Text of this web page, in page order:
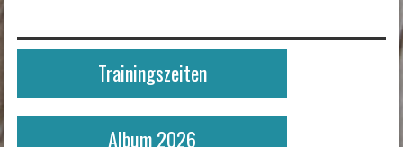
Trainingszeiten
Album 2026